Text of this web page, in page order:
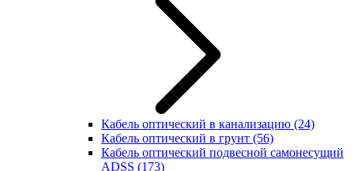
Кабель оптический в канализацию (24)
Кабель оптический в грунт (56)
Кабель оптический подвесной самонесущий
ADSS (173)